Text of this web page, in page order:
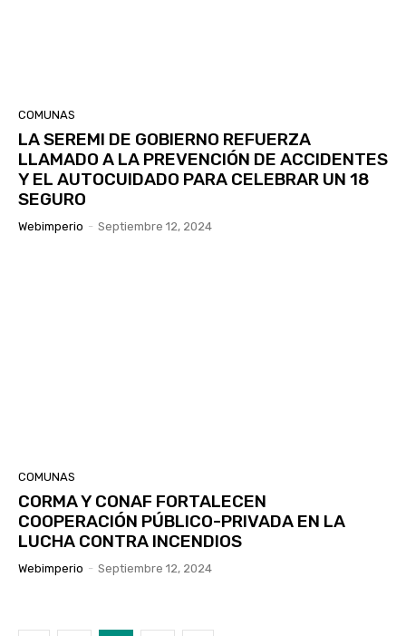
COMUNAS
LA SEREMI DE GOBIERNO REFUERZA
LLAMADO A LA PREVENCIÓN DE ACCIDENTES
Y EL AUTOCUIDADO PARA CELEBRAR UN 18
SEGURO
Webimperio - Septiembre 12, 2024
COMUNAS
CORMA Y CONAF FORTALECEN
COOPERACIÓN PÚBLICO-PRIVADA EN LA
LUCHA CONTRA INCENDIOS
Webimperio - Septiembre 12, 2024